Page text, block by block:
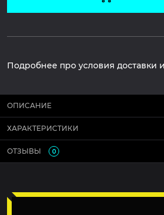
Подробнее про условия доставки
ОПИСАНИЕ
ХАРАКТЕРИСТИКИ
ОТЗЫВЫ 0